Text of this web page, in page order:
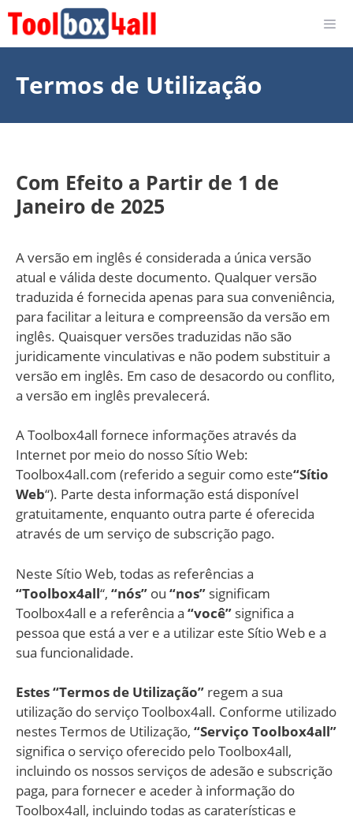
Skip
content
Termos de Utilização
Com Efeito a Partir de 1 de
Janeiro de 2025
A versão em inglês é considerada a única versão
atual e válida deste documento. Qualquer versão
traduzida é fornecida apenas para sua conveniência,
para facilitar a leitura e compreensão da versão em
inglês. Quaisquer versões traduzidas não são
juridicamente vinculativas e não podem substituir a
versão em inglês. Em caso de desacordo ou conflito,
a versão em inglês prevalecerá.
A Toolbox4all fornece informações através da
Internet por meio do nosso Sítio Web:
Toolbox4all.com (referido a seguir como este“Sítio
Web“). Parte desta informação está disponível
gratuitamente, enquanto outra parte é oferecida
através de um serviço de subscrição pago.
Neste Sítio Web, todas as referências a
“Toolbox4all“, “nós” ou “nos” significam
Toolbox4all e a referência a “você” significa a
pessoa que está a ver e a utilizar este Sítio Web e a
sua funcionalidade.
Estes “Termos de Utilização” regem a sua
utilização do serviço Toolbox4all. Conforme utilizado
nestes Termos de Utilização, “Serviço Toolbox4all”
significa o serviço oferecido pelo Toolbox4all,
incluindo os nossos serviços de adesão e subscrição
paga, para fornecer e aceder à informação do
Toolbox4all, incluindo todas as caraterísticas e